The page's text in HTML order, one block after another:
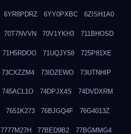
6YR8PDRZ 6YY0PXBC 6ZISH1A0
70T7NVVN 70V1YKH3 711BHOSD
71H5RDOO 71UQJY58 725P81XE
73CXZZM4 73IDZEWO 73UTNHIP
745ACL1O 74DPJX4S 74DVDXRM
7651K273 76BJGQ4F 76G4013Z
7777M27H 77BED9B2 77BGMMG4